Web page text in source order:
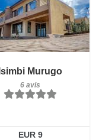
Isimbi Murugo
6 avis
EUR 9
6 avis
Détails
Réserver